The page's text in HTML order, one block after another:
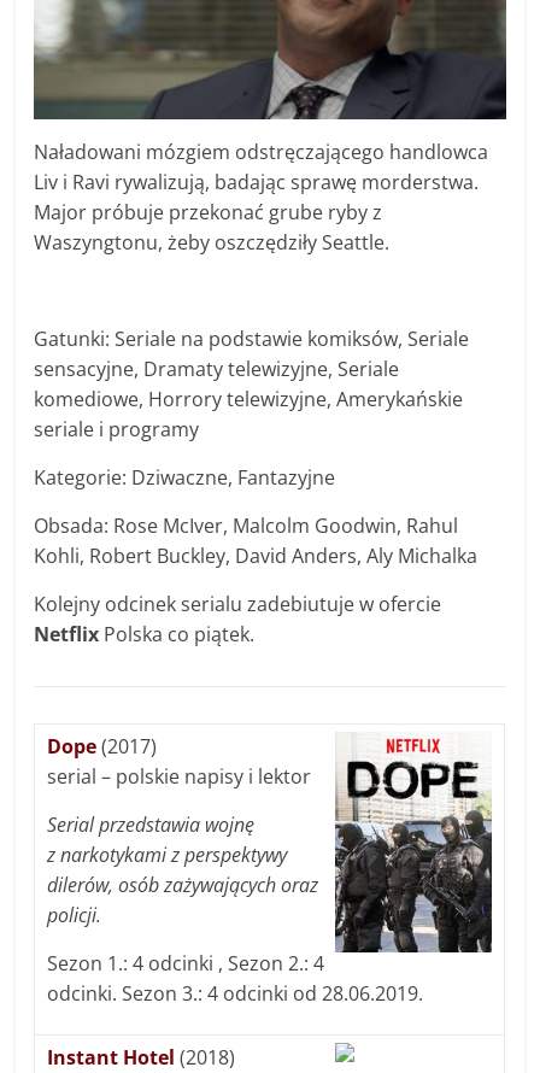
Naładowani mózgiem odstręczającego handlowca
Liv i Ravi rywalizują, badając sprawę morderstwa.
Major próbuje przekonać grube ryby z
Waszyngtonu, żeby oszczędziły Seattle.
Gatunki: Seriale na podstawie komiksów, Seriale
sensacyjne, Dramaty telewizyjne, Seriale
komediowe, Horrory telewizyjne, Amerykańskie
seriale i programy
Kategorie: Dziwaczne, Fantazyjne
Obsada: Rose McIver, Malcolm Goodwin, Rahul
Kohli, Robert Buckley, David Anders, Aly Michalka
Kolejny odcinek serialu zadebiutuje w ofercie
Netflix Polska co piątek.
Dope(2017)
serial – polskie napisy i lektor
Serial przedstawia wojnę
z narkotykami z perspektywy
dilerów, osób zażywających oraz
policji.
Sezon 1.: 4 odcinki , Sezon 2.: 4
odcinki. Sezon 3.: 4 odcinki od 28.06.2019.
Instant Hotel (2018)